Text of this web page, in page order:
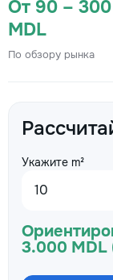
От 90 – 300
MDL
По обзору рынка
Укажите m²
3.000 MDL